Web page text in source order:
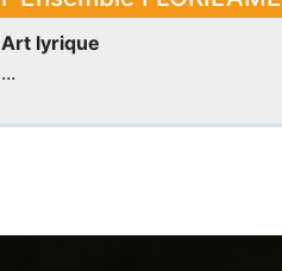
Art lyrique
...